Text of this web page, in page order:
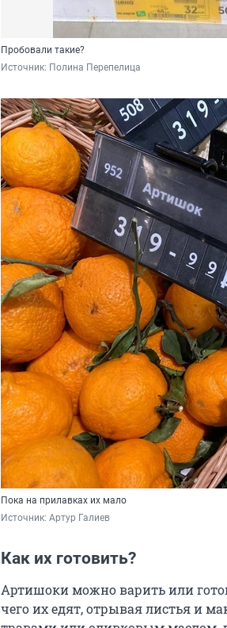
Пробовали такие?
Источник: Полина Перепелица
Пока на прилавках их мало
Источник: Артур Галиев
Как их готовить?
Артишоки можно варить или
чего их едят, отрывая листья и